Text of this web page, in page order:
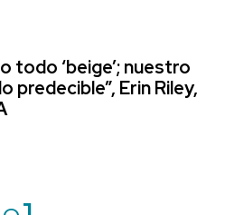
todo ‘beige’; nuestro
predecible”, Erin Riley,